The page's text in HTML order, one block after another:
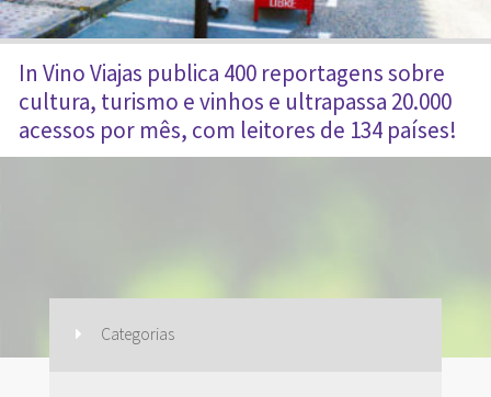
In Vino Viajas publica 400 reportagens sobre
cultura, turismo e vinhos e ultrapassa 20.000
acessos por mês, com leitores de 134 países!
Categorias